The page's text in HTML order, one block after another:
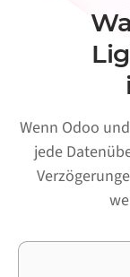
Wenn Odoo
jede